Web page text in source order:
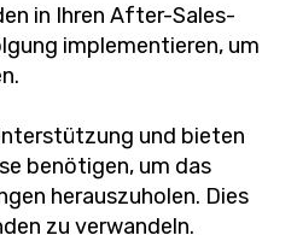
in Ihren After-Sales-
implementieren, um
und bieten
benötigen, um das
herauszuholen. Dies
zu verwandeln.